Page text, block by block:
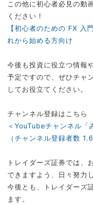
この他に初心者必見の動
ください！
【初心者のための FX 入
れから始める方向け
今後も投資に役立つ情報
予定ですので、ぜひチャ
してお役立てください。
チャンネル登録はこちら
＜YouTubeチャンネル「
（チャンネル登録者数
トレイダーズ証券では、
できますよう、日々努力
今後とも、トレイダーズ
ます。